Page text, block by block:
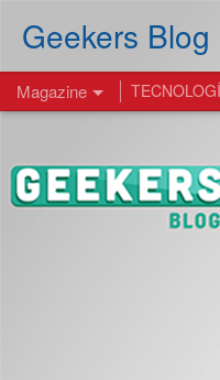
Geekers Blog
Magazine